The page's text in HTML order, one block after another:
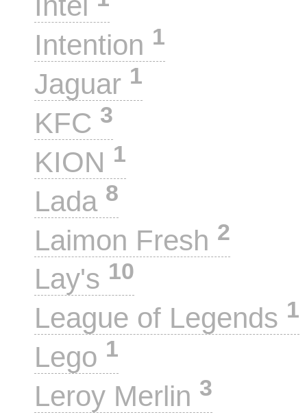
Intention 1
Jaguar 1
KFC 3
KION 1
Lada 8
Laimon Fresh 2
Lay's 10
League of Legends 1
Lego 1
Leroy Merlin 3